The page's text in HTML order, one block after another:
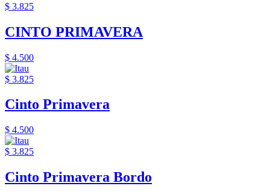
$ 3.825
CINTO PRIMAVERA
$ 4.500
$ 3.825
Cinto Primavera
$ 4.500
$ 3.825
Cinto Primavera Bordo